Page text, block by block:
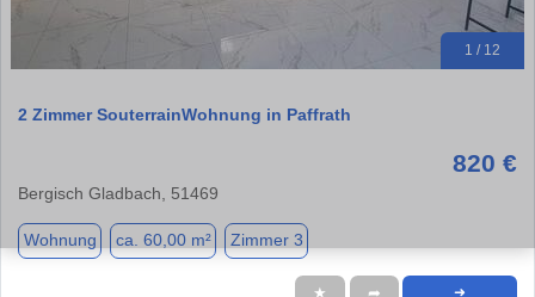
1 / 12
2 Zimmer SouterrainWohnung in Paffrath
820 €
Bergisch Gladbach, 51469
Wohnung ca. 60,00 m² Zimmer 3
★ ➦ ➜